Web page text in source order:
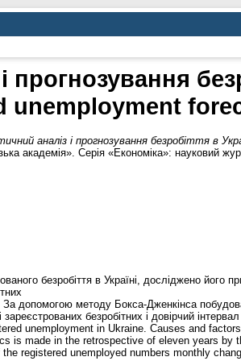
прогнозування
unemployment
аналіз і прогнозування безробіття в
академія». Серія «Економіка»: науковий
безробіття в Україні, досліджено його
За допомогою методу Бокса-Дженкінса
безробітних і довірчий
unemployment in Ukraine. Causes and
is made in the retrospective of eleven years
registered unemployed numbers monthly